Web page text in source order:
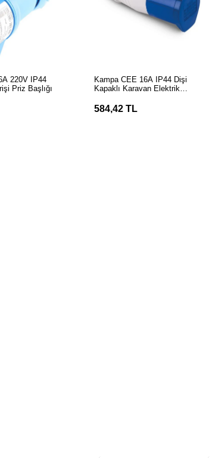
220V IP44
Priz Başlığı
Kampa CEE 16A IP44 Dişi
Kapaklı Karavan Elektrik
584,42 TL